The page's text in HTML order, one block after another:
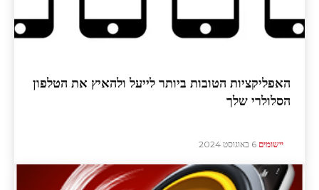
האפליקציות הטובות ביותר לייעל ולהאיץ את הטלפון
הסלולרי שלך
יישומים 6 באוגוסט 2024